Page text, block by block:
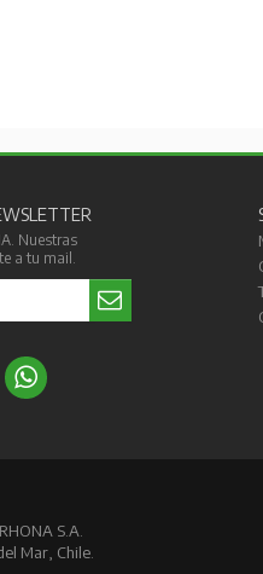
Nuestras
a tu mail.
S.A.
Mar, Chile.